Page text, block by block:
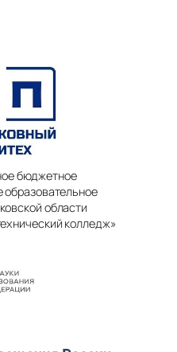
бюджетное
области
колледж»